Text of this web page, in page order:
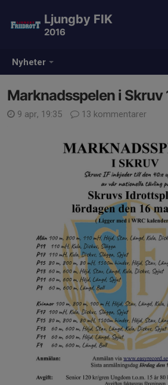
Nyheter
Ljungby FIK
2016
Marknadsspelen i Skruv
9 apr, 19:35 13 kommentarer